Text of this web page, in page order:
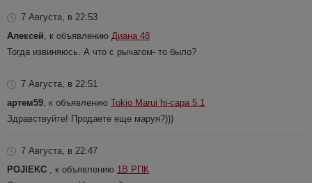
7 Августа, в 22:53
Алексей , к объявлению Диана 48
Тогда извиняюсь. А что с рычагом- то было?
7 Августа, в 22:51
артем59 , к объявлению Tokio Marui hi-capa 5.1
Здравствуйте! Продаете еще маруя?)))
7 Августа, в 22:47
POJIEKC
, к объявлению 1В РПК